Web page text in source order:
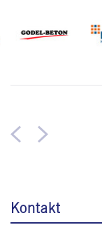
Kontakt